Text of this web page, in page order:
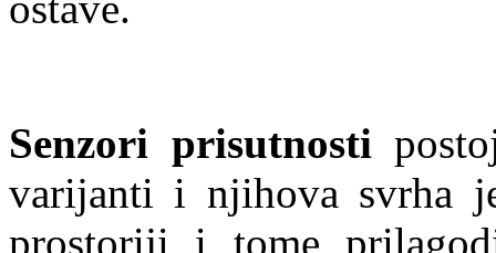
Senzori prisutnosti
varijanti i njihova svrha
prostoriji i tome